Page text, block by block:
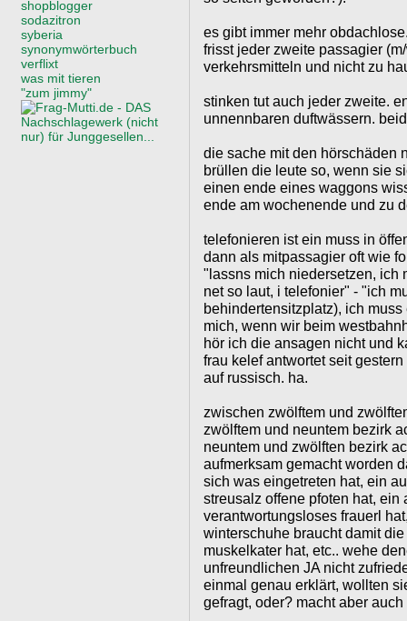
shopblogger
sodazitron
syberia
synonymwörterbuch
verflixt
was mit tieren
"zum jimmy"
es gibt immer mehr
frisst jeder zweite passagier
verkehrsmitteln und nicht zu
stinken tut auch jeder zweite.
unnennbaren duftwässern.
die sache mit den hörschäden
brüllen die leute so, wenn sie
einen ende eines waggons
ende am wochenende und zu
telefonieren ist ein muss in
dann als mitpassagier oft wie
"lassns mich niedersetzen, ich
net so laut, i telefonier" - "ich
behindertensitzplatz), ich
mich, wenn wir beim
hör ich die ansagen nicht und
frau kelef antwortet seit
auf russisch. ha.
zwischen zwölftem und
zwölftem und neuntem bezirk
neuntem und zwölften bezirk
aufmerksam gemacht worden
sich was eingetreten hat, ein
streusalz offene pfoten hat, ein
verantwortungsloses frauerl
winterschuhe braucht damit
muskelkater hat, etc.. wehe
unfreundlichen JA nicht
einmal genau erklärt, wollten
gefragt, oder? macht aber